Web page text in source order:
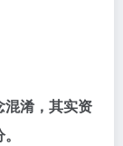
混淆，其实资